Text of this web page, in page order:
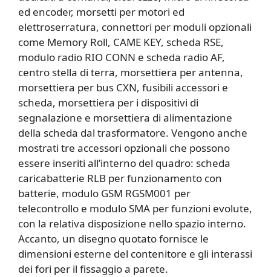
ed encoder, morsetti per motori ed
elettroserratura, connettori per moduli opzionali
come Memory Roll, CAME KEY, scheda RSE,
modulo radio RIO CONN e scheda radio AF,
centro stella di terra, morsettiera per antenna,
morsettiera per bus CXN, fusibili accessori e
scheda, morsettiera per i dispositivi di
segnalazione e morsettiera di alimentazione
della scheda dal trasformatore. Vengono anche
mostrati tre accessori opzionali che possono
essere inseriti all’interno del quadro: scheda
caricabatterie RLB per funzionamento con
batterie, modulo GSM RGSM001 per
telecontrollo e modulo SMA per funzioni evolute,
con la relativa disposizione nello spazio interno.
Accanto, un disegno quotato fornisce le
dimensioni esterne del contenitore e gli interassi
dei fori per il fissaggio a parete.